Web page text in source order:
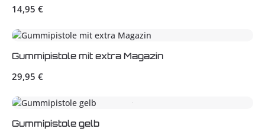
Regulärer Preis:
14,95 €
Gummipistole mit extra Magazin
Regulärer Preis:
29,95 €
Gummipistole gelb